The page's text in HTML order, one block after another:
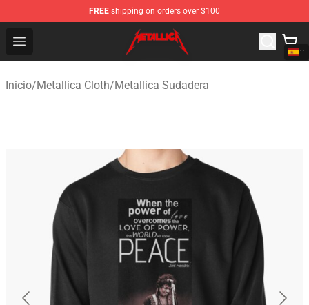
FREE shipping on orders over $100
Open menu
Metallica Store - Official Metallica Merchandise Shop
Inicio/Metallica Cloth/Metallica Sudadera